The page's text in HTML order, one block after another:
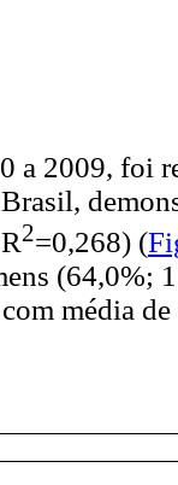
a 2009, foi
2=0,268) (
(64,0%;
média